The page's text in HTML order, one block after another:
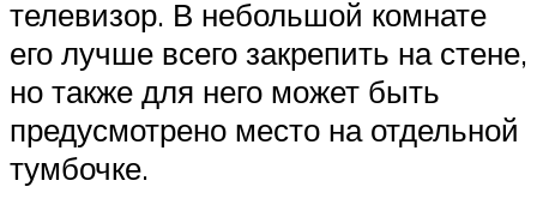
телевизор. В небольшой комнате
его лучше всего закрепить на стене,
но также для него может быть
предусмотрено место на отдельной
тумбочке.